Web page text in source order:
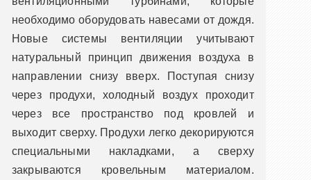
необходимо оборудовать навесами от дождя.
Новые системы вентиляции учитывают
натуральный принцип движения воздуха в
направлении снизу вверх. Поступая снизу
через продухи, холодный воздух проходит
через все пространство под кровлей и
выходит сверху. Продухи легко декорируются
специальными накладками, а сверху
закрываются кровельным материалом.